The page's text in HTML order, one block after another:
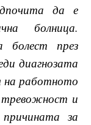
да е
болница.
болест през
диагнозата
на работното
и
за